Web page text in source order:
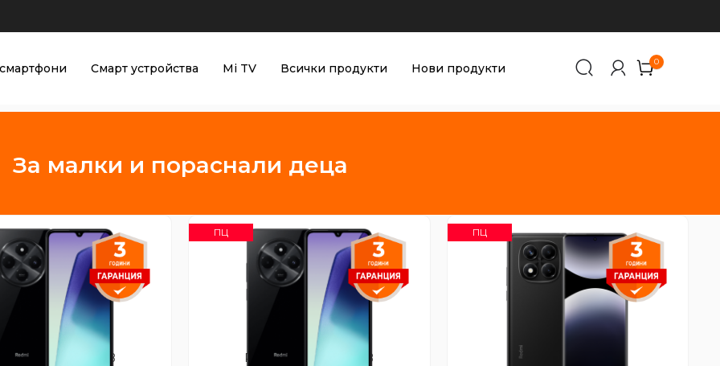
Смарт устройства Mi TV Всички продукти Нови продукти 0
За малки и пораснали деца
14C 4GB 128GB
ПЦ
Redmi 14C 8GB 256GB
ПЦ
Redmi Note 14 Pro